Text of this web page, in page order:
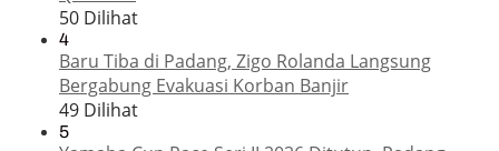
50 Dilihat
4
Baru Tiba di Padang, Zigo Rolanda Langsung
Bergabung Evakuasi Korban Banjir
49 Dilihat
5